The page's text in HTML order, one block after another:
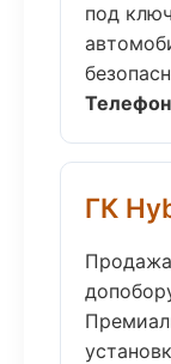
под
ГК